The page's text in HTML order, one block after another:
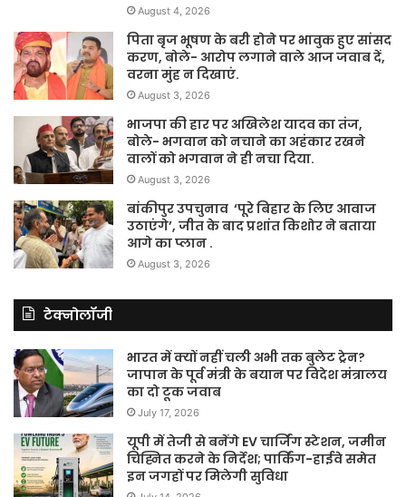
August 4, 2026
पिता बृज भूषण के बरी होने पर भावुक हुए सांसद
करण, बोले- आरोप लगाने वाले आज जवाब दें,
वरना मुंह न दिखाएं.
August 3, 2026
भाजपा की हार पर अखिलेश यादव का तंज,
बोले- भगवान को नचाने का अहंकार रखने
वालों को भगवान ने ही नचा दिया.
August 3, 2026
बांकीपुर उपचुनाव ‘पूरे बिहार के लिए आवाज
उठाएंगे’, जीत के बाद प्रशांत किशोर ने बताया
आगे का प्लान .
August 3, 2026
टेक्नोलॉजी
भारत में क्यों नहीं चली अभी तक बुलेट ट्रेन?
जापान के पूर्व मंत्री के बयान पर विदेश मंत्रालय
का दो टूक जवाब
July 17, 2026
यूपी में तेजी से बनेंगे EV चार्जिंग स्टेशन, जमीन
चिह्नित करने के निर्देश; पार्किंग-हाईवे समेत
इन जगहों पर मिलेगी सुविधा